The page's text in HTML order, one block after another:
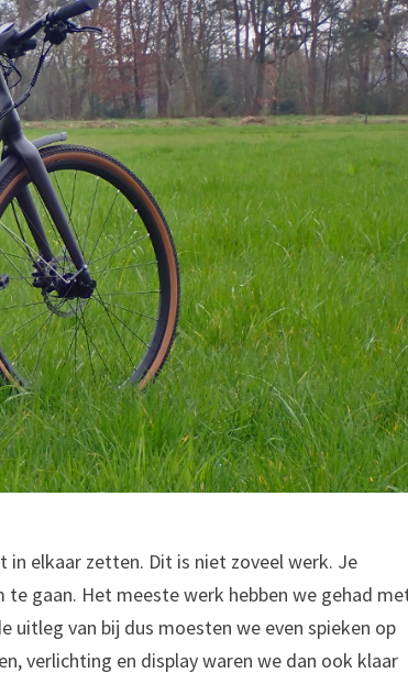
elkaar zetten. Dit is niet zoveel werk. Je
gaan. Het meeste werk hebben we gehad
uitleg van bij dus moesten we even spieken op
verlichting en display waren we dan ook klaar